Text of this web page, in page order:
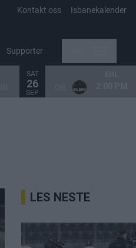
Kontakt oss Isbanekalender
Supporter
SAT
26
SEP
LES NESTE